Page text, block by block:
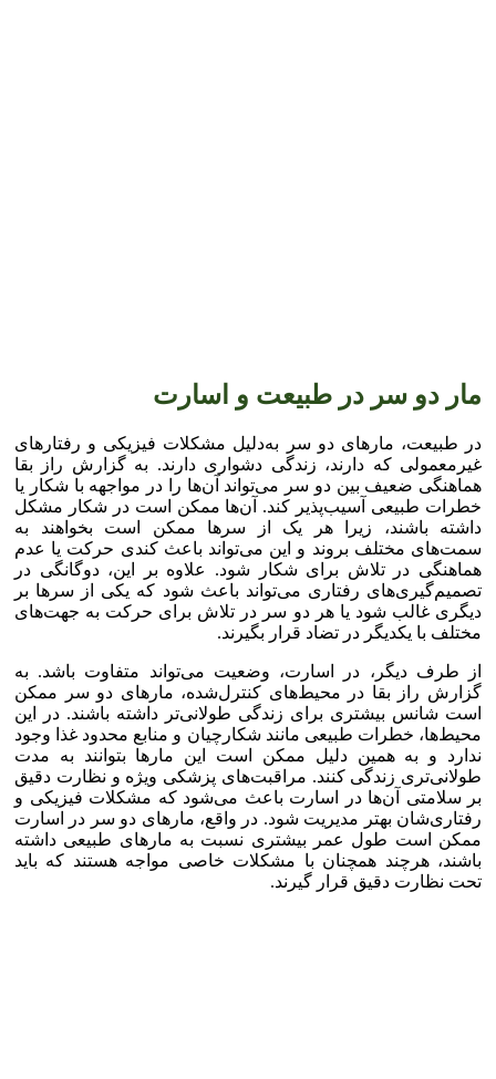
مار دو سر در طبیعت و اسارت
در طبیعت، مارهای دو سر به‌دلیل مشکلات فیزیکی و رفتارهای
غیرمعمولی که دارند، زندگی دشواری دارند. به گزارش راز بقا
هماهنگی ضعیف بین دو سر می‌تواند آن‌ها را در مواجهه با شکار یا
خطرات طبیعی آسیب‌پذیر کند. آن‌ها ممکن است در شکار مشکل
داشته باشند، زیرا هر یک از سرها ممکن است بخواهند به
سمت‌های مختلف بروند و این می‌تواند باعث کندی حرکت یا عدم
هماهنگی در تلاش برای شکار شود. علاوه بر این، دوگانگی در
تصمیم‌گیری‌های رفتاری می‌تواند باعث شود که یکی از سرها بر
دیگری غالب شود یا هر دو سر در تلاش برای حرکت به جهت‌های
مختلف با یکدیگر در تضاد قرار بگیرند.
از طرف دیگر، در اسارت، وضعیت می‌تواند متفاوت باشد. به
گزارش راز بقا در محیط‌های کنترل‌شده، مارهای دو سر ممکن
است شانس بیشتری برای زندگی طولانی‌تر داشته باشند. در این
محیط‌ها، خطرات طبیعی مانند شکارچیان و منابع محدود غذا وجود
ندارد و به همین دلیل ممکن است این مارها بتوانند به مدت
طولانی‌تری زندگی کنند. مراقبت‌های پزشکی ویژه و نظارت دقیق
بر سلامتی آن‌ها در اسارت باعث می‌شود که مشکلات فیزیکی و
رفتاری‌شان بهتر مدیریت شود. در واقع، مارهای دو سر در اسارت
ممکن است طول عمر بیشتری نسبت به مارهای طبیعی داشته
باشند، هرچند همچنان با مشکلات خاصی مواجه هستند که باید
تحت نظارت دقیق قرار گیرند.